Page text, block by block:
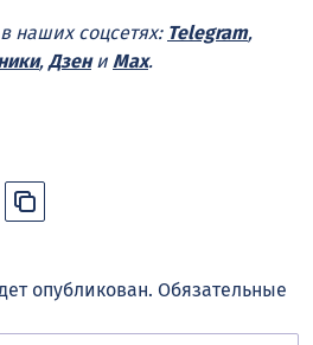
наших соцсетях: Telegram,
, Дзени Max.
опубликован. Обязательные